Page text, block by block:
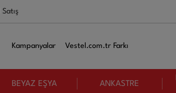
Kampanyalar Vestel.com.tr Farkı
BEYAZ EŞYA ANKASTRE